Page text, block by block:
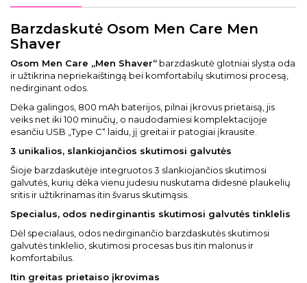
Barzdaskutė Osom Men Care Men
Shaver
Osom Men Care „Men Shaver“ barzdaskutė glotniai slysta oda
ir užtikrina nepriekaištingą bei komfortabilų skutimosi procesą,
nedirginant odos.
Dėka galingos, 800 mAh baterijos, pilnai įkrovus prietaisą, jis
veiks net iki 100 minučių, o naudodamiesi komplektacijoje
esančiu USB „Type C“ laidu, jį greitai ir patogiai įkrausite.
3 unikalios, slankiojančios skutimosi galvutės
Šioje barzdaskutėje integruotos 3 slankiojančios skutimosi
galvutės, kurių dėka vienu judesiu nuskutama didesnė plaukelių
sritis ir užtikrinamas itin švarus skutimąsis.
Specialus, odos nedirginantis skutimosi galvutės tinklelis
Dėl specialaus, odos nedirginančio barzdaskutės skutimosi
galvutės tinklelio, skutimosi procesas bus itin malonus ir
komfortabilus.
Itin greitas prietaiso įkrovimas